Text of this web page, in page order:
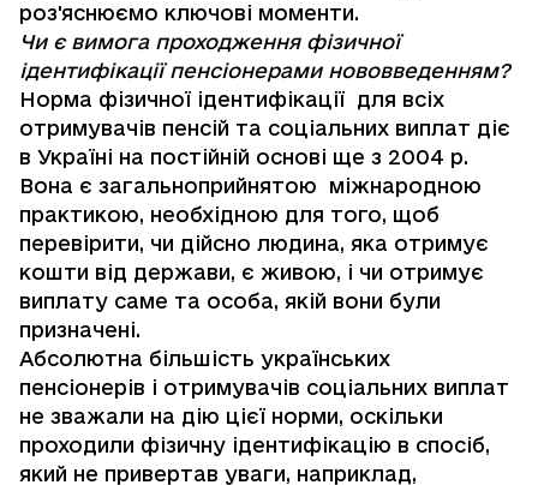
роз'яснюємо ключові моменти.
Чи є вимога проходження фізичної
ідентифікації пенсіонерами нововведенням?
Норма фізичної ідентифікації для всіх
отримувачів пенсій та соціальних виплат діє
в Україні на постійній основі ще з 2004 р.
Вона є загальноприйнятою міжнародною
практикою, необхідною для того, щоб
перевірити, чи дійсно людина, яка отримує
кошти від держави, є живою, і чи отримує
виплату саме та особа, якій вони були
призначені.
Абсолютна більшість українських
пенсіонерів і отримувачів соціальних виплат
не зважали на дію цієї норми, оскільки
проходили фізичну ідентифікацію в спосіб,
який не привертав уваги, наприклад,